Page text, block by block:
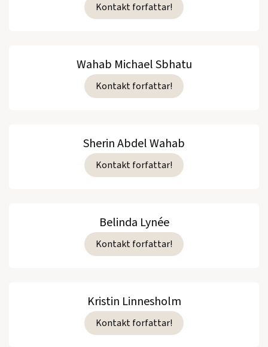
Kontakt forfattar!
Wahab Michael Sbhatu
Kontakt forfattar!
Sherin Abdel Wahab
Kontakt forfattar!
Belinda Lynée
Kontakt forfattar!
Kristin Linnesholm
Kontakt forfattar!